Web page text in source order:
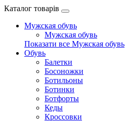
Каталог товарів
Мужская обувь
Мужская обувь
Показати все Мужская обувь
Обувь
Балетки
Босоножки
Ботильоны
Ботинки
Ботфорты
Кеды
Кроссовки